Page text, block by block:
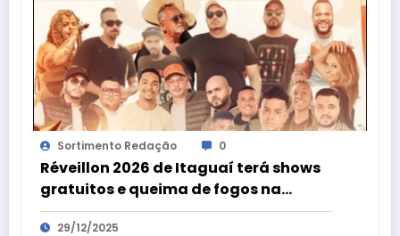
Sortimento Redação 0
Réveillon 2026 de Itaguaí terá shows
gratuitos e queima de fogos na
virada de ano em Coroa Grande e
Chaperó
29/12/2025